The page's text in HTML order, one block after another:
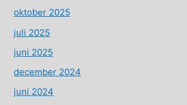
oktober 2025
juli 2025
juni 2025
december 2024
juni 2024